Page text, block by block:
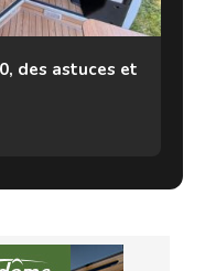
des astuces et